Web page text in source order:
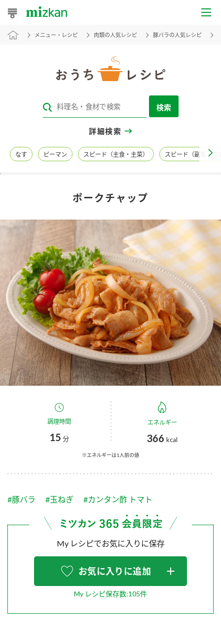
おうちレシピ
レシピカテゴリ一覧
レシピ名特集
商品カテゴリ
酢 調味酢
お酢ドリンク ぽん酢
みりん風・料理酒 鍋用調味料
つゆ たれ
スープ 中華
ふりかけ おすしの素
炊き込みご飯の素 米飯用調味液
新商品一覧
キャンペーン情報
ブランド・スペシャルサイト
ブランド・スペシャルサイト トップ
商品ブランドサイト
Fibee（ファイビー）
くらしプラ酢
お酢ドリンク
つゆ
PIN印
スペシャルサイト
企業情報
国内事業概要
企業理念
ミツカンの歴史
ミツカンを知る
環境への取り組み
ZENB initiative
MIM（ミツカンミュージアム）
販売終了製品のご案内
よくあるご質問
メニュー・レシピ 肉類の人気レシピ 豚バラの人気レシピ
検索
詳細検索
なす ピーマン スピード（主食・主菜） スピード（副菜・つ
ポークチャップ
調理時間
15 分
エネルギー
366 kcal
※エネルギーは1人前の値
#豚バラ #玉ねぎ #カンタン酢 トマト
My レシピでお気に入りに保存
お気に入りに追加
My レシピ保存数:105件